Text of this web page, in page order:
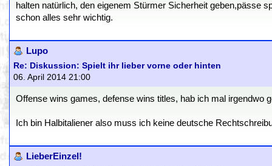
halten natürlich, den eigenem Stürmer Sicherheit geben,pässe
schon alles sehr wichtig.
Lupo
Re: Diskussion: Spielt ihr lieber vorne oder hinten
06. April 2014 21:00
Offense wins games, defense wins titles, hab ich mal irgendwo
Ich bin Halbitaliener also muss ich keine deutsche
LieberEinzel!